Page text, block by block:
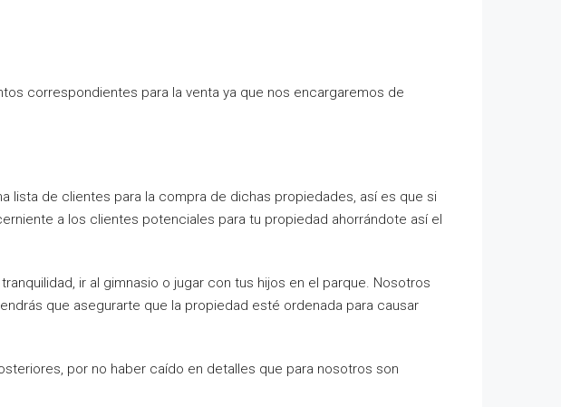
correspondientes para la venta ya que nos encargaremos de
lista de clientes para la compra de dichas propiedades, así es que si
a los clientes potenciales para tu propiedad ahorrándote así el
ir al gimnasio o jugar con tus hijos en el parque. Nosotros
que asegurarte que la propiedad esté ordenada para causar
por no haber caído en detalles que para nosotros son